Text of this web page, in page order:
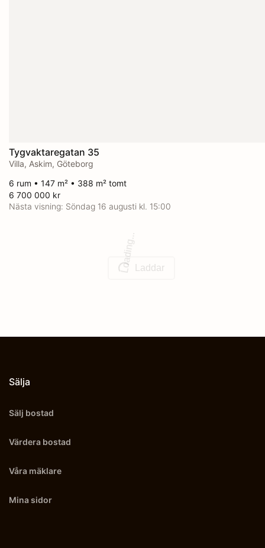
Tygvaktaregatan 35
Villa, Askim, Göteborg
6 rum • 147 m² • 388 m² tomt
6 700 000 kr
Nästa visning: Söndag 16 augusti kl. 15:00
Loading...
Laddar
Sälja
Sälj bostad
Värdera bostad
Våra mäklare
Mina sidor